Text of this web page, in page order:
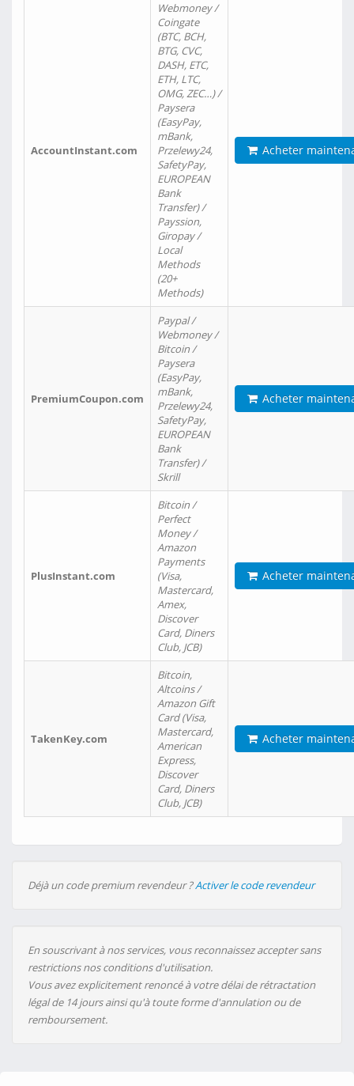
AccountInstant.com
Webmoney /
Coingate
(BTC, BCH,
BTG, CVC,
DASH, ETC,
ETH, LTC,
OMG, ZEC…) /
Paysera
(EasyPay,
mBank,
Przelewy24,
SafetyPay,
EUROPEAN
Bank
Transfer) /
Payssion,
Giropay /
Local
Methods
(20+
Methods)
Acheter
PremiumCoupon.com
Paypal /
Webmoney /
Bitcoin /
Paysera
(EasyPay,
mBank,
Przelewy24,
SafetyPay,
EUROPEAN
Bank
Transfer) /
Skrill
Acheter
PlusInstant.com
Bitcoin /
Perfect
Money /
Amazon
Payments
(Visa,
Mastercard,
Amex,
Discover
Card, Diners
Club, JCB)
Acheter
TakenKey.com
Bitcoin,
Altcoins /
Amazon Gift
Card (Visa,
Mastercard,
American
Express,
Discover
Card, Diners
Club, JCB)
Acheter
Déjà un code premium revendeur ?Activer le code revendeur
En souscrivant à nos services, vous reconnaissez accepter sans
restrictions nos conditions d'utilisation.
Vous avez explicitement renoncé à votre délai de rétractation
légal de 14 jours ainsi qu'à toute forme d'annulation ou de
remboursement.